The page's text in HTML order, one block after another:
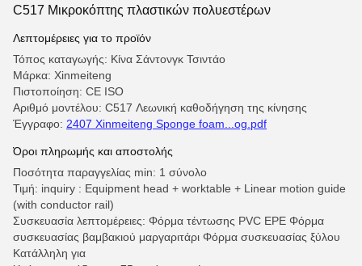
C517 Μικροκόπτης πλαστικών πολυεστέρων
Λεπτομέρειες για το προϊόν
Τόπος καταγωγής: Κίνα Σάντονγκ Τσιντάο
Μάρκα: Xinmeiteng
Πιστοποίηση: CE ISO
Αριθμό μοντέλου: C517 Λεωνική καθοδήγηση της κίνησης
Έγγραφο: 2407 Xinmeiteng Sponge foam...og.pdf
Όροι πληρωμής και αποστολής
Ποσότητα παραγγελίας min: 1 σύνολο
Τιμή: inquiry : Equipment head + worktable + Linear motion guide
(with conductor rail)
Συσκευασία λεπτομέρειες: Φόρμα τέντωσης PVC EPE Φόρμα
συσκευασίας βαμβακιού μαργαριτάρι Φόρμα συσκευασίας ξύλου
Κατάλληλη για